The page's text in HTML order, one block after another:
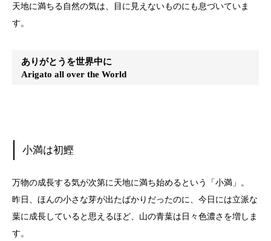
天地に満ちる自然の気は、目に見えないものにも息づいていま
す。
ありがとうを世界中に
Arigato all over the World
小満は初鰹
万物の成長する気が次第に天地に満ち始めるという「小満」。
昨日、ほんの小さな芽が出たばかりだったのに、今日には立派な
葉に成長していると思えるほど、山の青葉は日々色濃さを増しま
す。